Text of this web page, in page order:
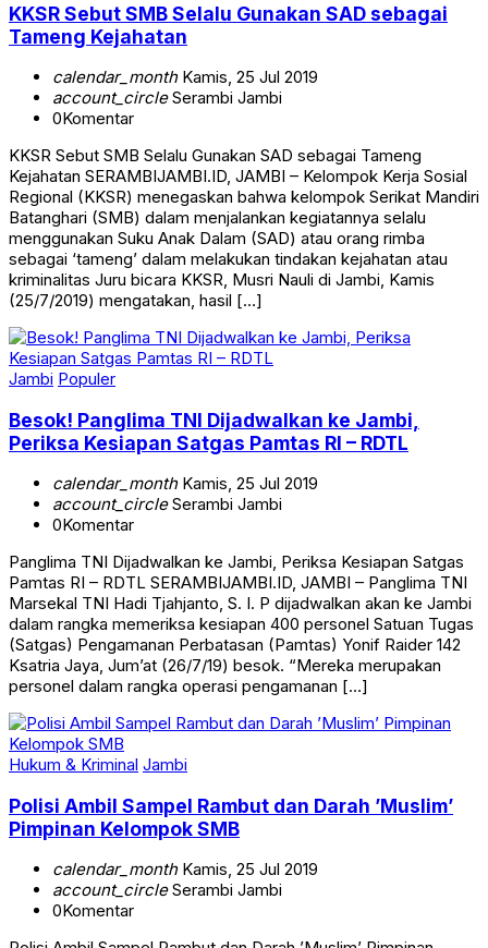
KKSR Sebut SMB Selalu Gunakan SAD sebagai
Tameng Kejahatan
calendar_monthKamis, 25 Jul 2019
account_circleSerambi Jambi
0Komentar
KKSR Sebut SMB Selalu Gunakan SAD sebagai Tameng
Kejahatan SERAMBIJAMBI.ID, JAMBI – Kelompok Kerja Sosial
Regional (KKSR) menegaskan bahwa kelompok Serikat Mandiri
Batanghari (SMB) dalam menjalankan kegiatannya selalu
menggunakan Suku Anak Dalam (SAD) atau orang rimba
sebagai ‘tameng’ dalam melakukan tindakan kejahatan atau
kriminalitas Juru bicara KKSR, Musri Nauli di Jambi, Kamis
(25/7/2019) mengatakan, hasil […]
Jambi Populer
Besok! Panglima TNI Dijadwalkan ke Jambi,
Periksa Kesiapan Satgas Pamtas RI – RDTL
calendar_monthKamis, 25 Jul 2019
account_circleSerambi Jambi
0Komentar
Panglima TNI Dijadwalkan ke Jambi, Periksa Kesiapan Satgas
Pamtas RI – RDTL SERAMBIJAMBI.ID, JAMBI – Panglima TNI
Marsekal TNI Hadi Tjahjanto, S. I. P dijadwalkan akan ke Jambi
dalam rangka memeriksa kesiapan 400 personel Satuan Tugas
(Satgas) Pengamanan Perbatasan (Pamtas) Yonif Raider 142
Ksatria Jaya, Jum’at (26/7/19) besok. “Mereka merupakan
personel dalam rangka operasi pengamanan […]
Hukum & Kriminal Jambi
Polisi Ambil Sampel Rambut dan Darah ’Muslim’
Pimpinan Kelompok SMB
calendar_monthKamis, 25 Jul 2019
account_circleSerambi Jambi
0Komentar